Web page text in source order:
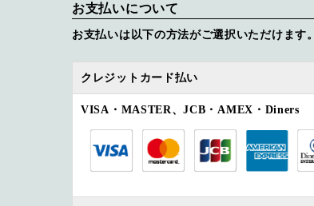
お支払いについて
お支払いは以下の方法がご選択いただけます。
クレジットカード払い
VISA・MASTER、JCB・AMEX・Diners